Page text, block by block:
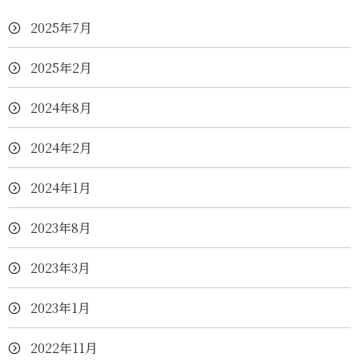
2025年7月
2025年2月
2024年8月
2024年2月
2024年1月
2023年8月
2023年3月
2023年1月
2022年11月